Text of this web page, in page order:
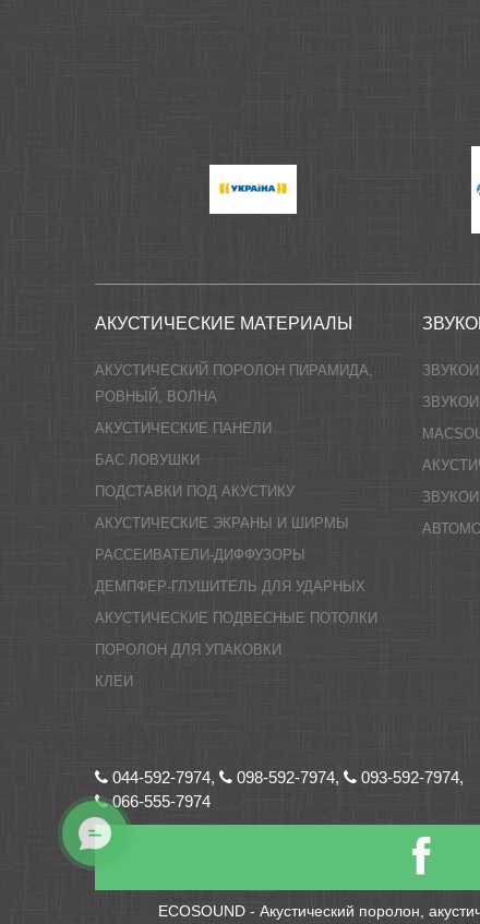
АКУСТИЧЕСКИЕ МАТЕРИАЛЫ
АКУСТИЧЕСКИЙ ПОРОЛОН ПИРАМИДА,
РОВНЫЙ, ВОЛНА
АКУСТИЧЕСКИЕ ПАНЕЛИ
БАС ЛОВУШКИ
ПОДСТАВКИ ПОД АКУСТИКУ
АКУСТИЧЕСКИЕ ЭКРАНЫ И ШИРМЫ
РАССЕИВАТЕЛИ-ДИФФУЗОРЫ
ДЕМПФЕР-ГЛУШИТЕЛЬ ДЛЯ УДАРНЫХ
АКУСТИЧЕСКИЕ ПОДВЕСНЫЕ ПОТОЛКИ
ПОРОЛОН ДЛЯ УПАКОВКИ
КЛЕИ
044-592-7974, 098-592-7974,
093-592-7974,
066-555-7974
ECOSOUND - Акустический поролон,